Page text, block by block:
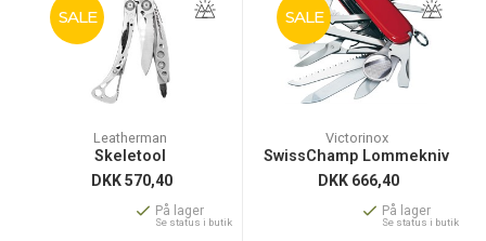
SALE
Leatherman
Skeletool
DKK570,40
På lager
Se status i butik
SALE
Victorinox
SwissChamp Lommekniv
DKK 666,40
På lager
Se status i butik